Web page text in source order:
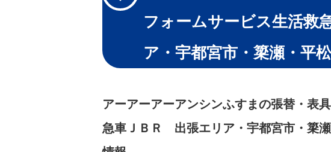
フォームサービス生活救
ア・宇都宮市・簗瀬・平
アーアーアーアンシンふすまの張替・表
急車ＪＢＲ 出張エリア・宇都宮市・簗